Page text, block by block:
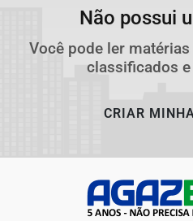
Não possui
Você pode ler
classificados
CRIAR